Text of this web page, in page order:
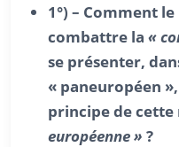
1°) – Comment
combattre la «
se présenter,
« paneuropéen
principe de cette
européenne » ?